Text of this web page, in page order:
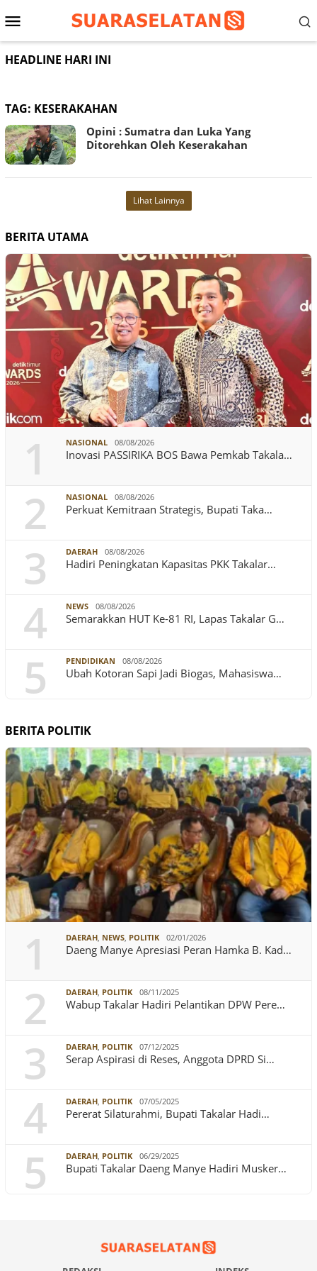
ke
Menu
Mobile
HEADLINE HARI INI
TAG: KESERAKAHAN
Opini : Sumatra dan Luka Yang
Ditorehkan Oleh Keserakahan
Lihat Lainnya
BERITA UTAMA
1 NASIONAL 08/08/2026
Inovasi PASSIRIKA BOS Bawa Pemkab Takala…
2 NASIONAL 08/08/2026
Perkuat Kemitraan Strategis, Bupati Taka…
3 DAERAH 08/08/2026
Hadiri Peningkatan Kapasitas PKK Takalar…
4 NEWS 08/08/2026
Semarakkan HUT Ke-81 RI, Lapas Takalar G…
5 PENDIDIKAN 08/08/2026
Ubah Kotoran Sapi Jadi Biogas, Mahasiswa…
BERITA POLITIK
1 DAERAH, NEWS, POLITIK 02/01/2026
Daeng Manye Apresiasi Peran Hamka B. Kad…
2 DAERAH, POLITIK 08/11/2025
Wabup Takalar Hadiri Pelantikan DPW Pere…
3 DAERAH, POLITIK 07/12/2025
Serap Aspirasi di Reses, Anggota DPRD Si…
4 DAERAH, POLITIK 07/05/2025
Pererat Silaturahmi, Bupati Takalar Hadi…
5 DAERAH, POLITIK 06/29/2025
Bupati Takalar Daeng Manye Hadiri Musker…